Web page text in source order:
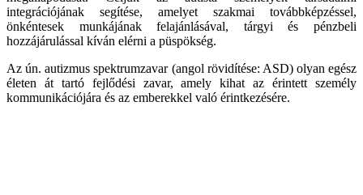
integrációjának segítése, amelyet szakmai továbbképzéssel,
önkéntesek munkájának felajánlásával, tárgyi és pénzbeli
hozzájárulással kíván elérni a püspökség.
Az ún. autizmus spektrumzavar (angol rövidítése: ASD) olyan egész
életen át tartó fejlődési zavar, amely kihat az érintett személy
kommunikációjára és az emberekkel való érintkezésére.